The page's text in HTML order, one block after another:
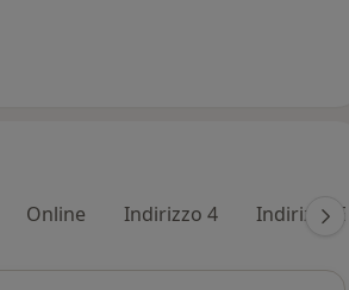
Online Indirizzo 4 Indirizzo 5